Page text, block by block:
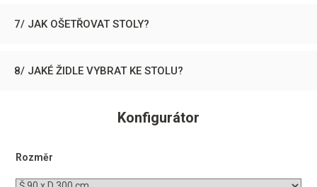
7/ JAK OŠETŘOVAT STOLY?
8/ JAKÉ ŽIDLE VYBRAT KE STOLU?
Konfigurátor
Rozměr